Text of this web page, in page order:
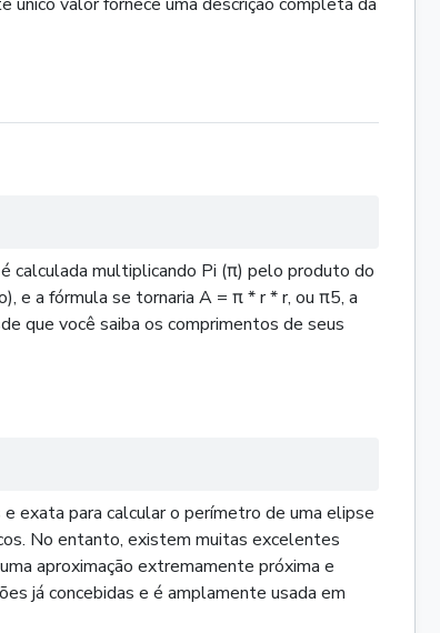
calculada multiplicando Pi (π) pelo produto do
e a fórmula se tornaria A = π * r * r, ou π5, a
que você saiba os comprimentos de seus
exata para calcular o perímetro de uma elipse
No entanto, existem muitas excelentes
aproximação extremamente próxima e
já concebidas e é amplamente usada em